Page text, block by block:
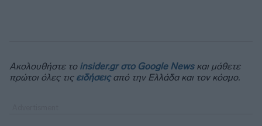
Ακολουθήστε το insider.gr στο Google Newsκαι μάθετε
πρώτοι όλες τις ειδήσειςαπό την Ελλάδα και τον κόσμο.